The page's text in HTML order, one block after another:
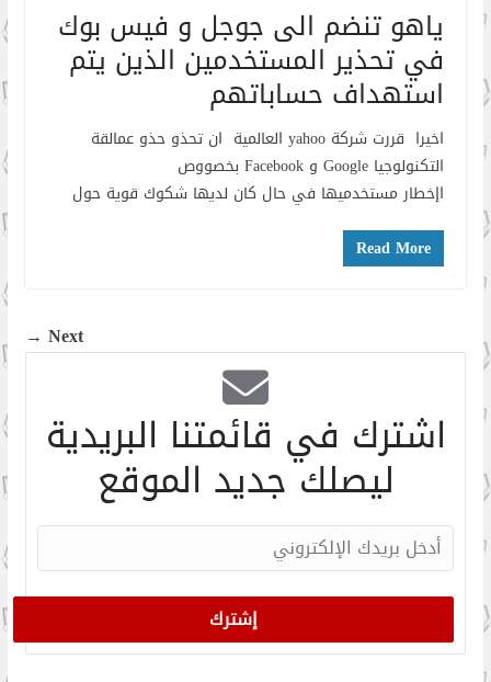
ياهو تنضم الى جوجل و فيس بوك
في تحذير المستخدمين الذين يتم
استهداف حساباتهم
اخيرا قررت شركة yahoo العالمية ان تحذو حذو عمالقة
التكنولوجيا Google و Facebook بخصووص
اإخطار مستخدميها في حال كان لديها شكوك قوية حول
Read More
Next →
اشترك في قائمتنا البريدية
ليصلك جديد الموقع